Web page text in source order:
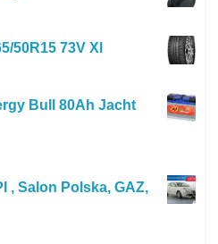
50R15 73V Xl
Bull 80Ah Jacht
, Salon Polska, GAZ,